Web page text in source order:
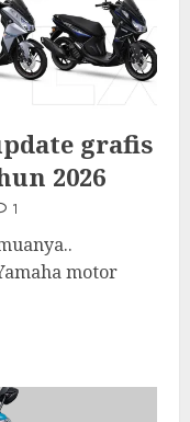
grafis
2026
1
motor